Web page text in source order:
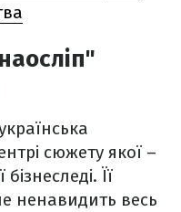
сюжету якої –
Її
ненавидить весь